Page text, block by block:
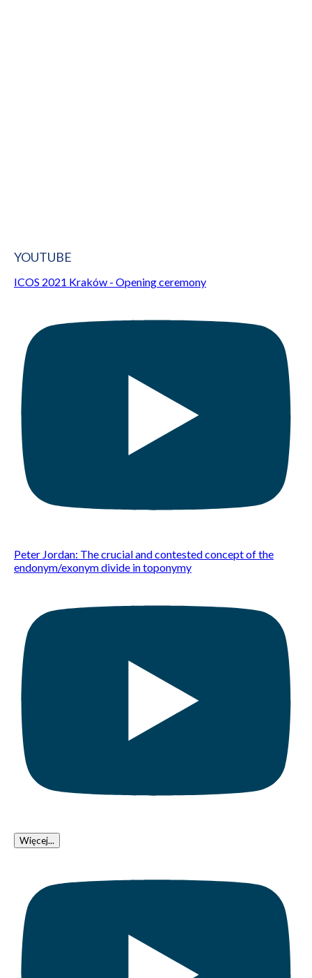
YOUTUBE
ICOS 2021 Kraków - Opening ceremony
Peter Jordan: The crucial and contested concept of the
endonym/exonym divide in toponymy
Więcej...